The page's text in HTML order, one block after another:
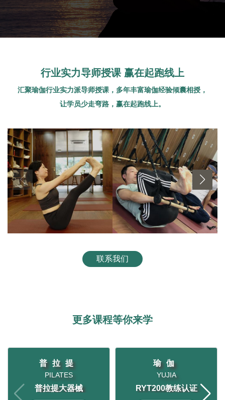
行业实力导师授课 赢在起跑线上
汇聚瑜伽行业实力派导师授课，多年丰富瑜伽经验倾囊相授，
让学员少走弯路，赢在起跑线上。
联系我们
更多课程等你来学
普拉提
PILATES
普拉提大器械
瑜伽
YUJIA
RYT200教练认证